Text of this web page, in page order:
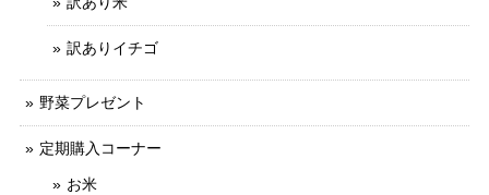
訳ありイチゴ
野菜プレゼント
定期購入コーナー
お米